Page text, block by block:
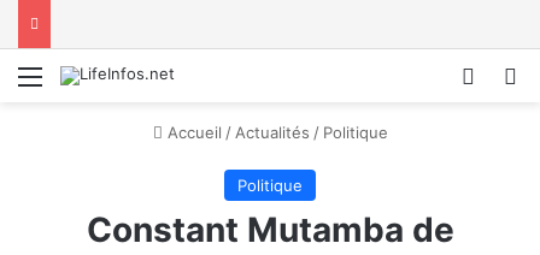
Menu
Accueil / Actualités / Politique
Politique
Constant Mutamba de